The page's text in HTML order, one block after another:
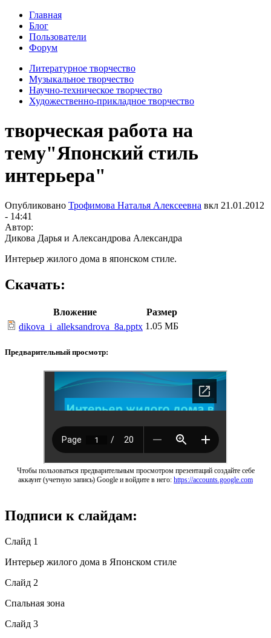
Главная
Блог
Пользователи
Форум
Литературное творчество
Музыкальное творчество
Научно-техническое творчество
Художественно-прикладное творчество
творческая работа на
тему"Японский стиль
интерьера"
Опубликовано Трофимова Наталья Алексеевна вкл 21.01.2012
- 14:41
Автор:
Дикова Дарья и Александрова Александра
Интерьер жилого дома в японском стиле.
Скачать:
Вложение
Размер
dikova_i_alleksandrova_8a.pptx 1.05 МБ
Предварительный просмотр:
Чтобы пользоваться предварительным просмотром презентаций создайте себе
аккаунт (учетную запись) Google и войдите в него: https://accounts.google.com
Подписи к слайдам:
Слайд 1
Интерьер жилого дома в Японском стиле
Слайд 2
Спальная зона
Слайд 3